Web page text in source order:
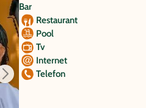
Bar
Restaurant
Pool
Tv
Internet
Telefon